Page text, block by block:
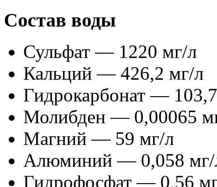
Состав воды
Сульфат — 1220 мг/л
Кальций — 426,2 мг/л
Гидрокарбонат —
Молибден — 0,00065
Магний — 59 мг/л
Алюминий — 0,058 мг/
Гидрофосфат — 0,56